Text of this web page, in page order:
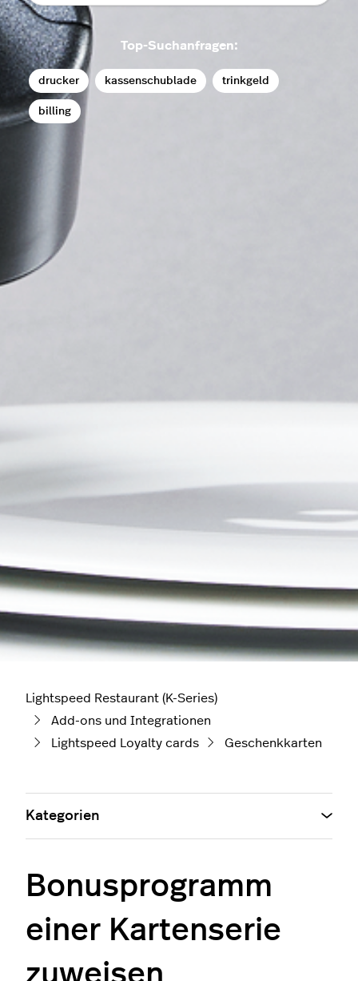
Top-Suchanfragen:
drucker kassenschublade trinkgeld
billing
Lightspeed Restaurant (K-Series)
Add-ons und Integrationen
Lightspeed Loyalty cards
Geschenkkarten
Bonusprogramm
einer Kartenserie
zuweisen
Kategorien